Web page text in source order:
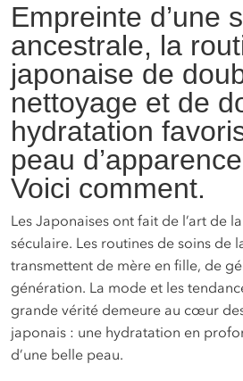
Empreinte d’une
ancestrale, la
japonaise de
nettoyage et de
hydratation
peau
Voici comment.
Les Japonaises ont fait de l’art de
séculaire. Les routines de soins de
transmettent de mère en fille, de
génération. La mode et les
grande vérité demeure au cœur
japonais : une hydratation en
d’une belle peau.